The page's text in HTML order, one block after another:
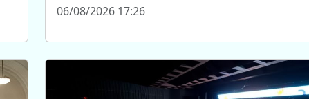
06/08/2026 17:26